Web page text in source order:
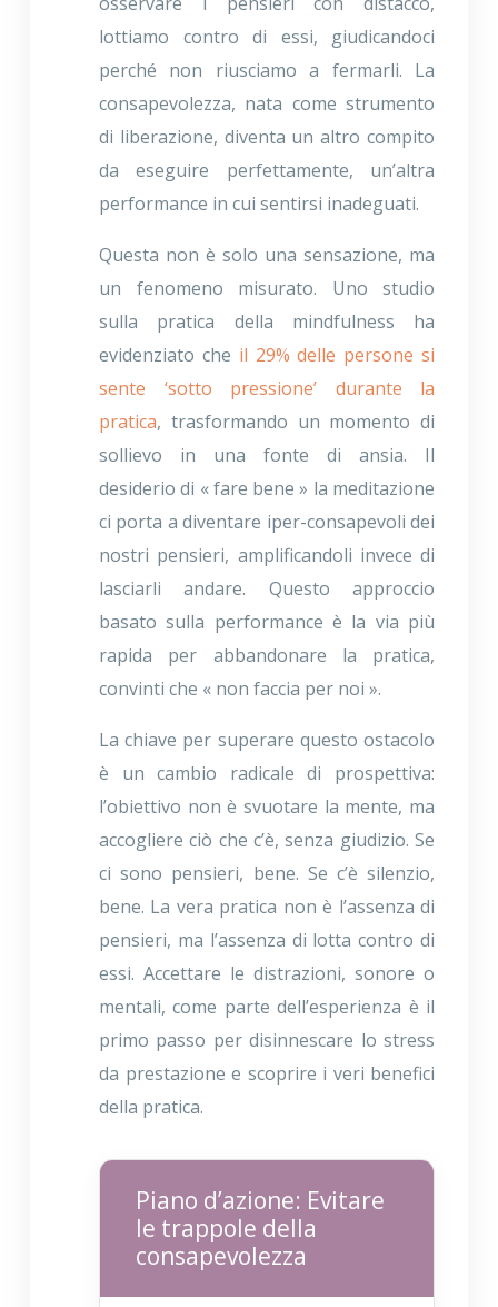
lottiamo contro di essi, giudicandoci
perché non riusciamo a fermarli. La
consapevolezza, nata come strumento
di liberazione, diventa un altro compito
da eseguire perfettamente, un’altra
performance in cui sentirsi inadeguati.
Questa non è solo una sensazione, ma
un fenomeno misurato. Uno studio
sulla pratica della mindfulness ha
evidenziato che il 29% delle persone si
sente ‘sotto pressione’ durante la
pratica, trasformando un momento di
sollievo in una fonte di ansia. Il
desiderio di « fare bene » la meditazione
ci porta a diventare iper-consapevoli dei
nostri pensieri, amplificandoli invece di
lasciarli andare. Questo approccio
basato sulla performance è la via più
rapida per abbandonare la pratica,
convinti che « non faccia per noi ».
La chiave per superare questo ostacolo
è un cambio radicale di prospettiva:
l’obiettivo non è svuotare la mente, ma
accogliere ciò che c’è, senza giudizio. Se
ci sono pensieri, bene. Se c’è silenzio,
bene. La vera pratica non è l’assenza di
pensieri, ma l’assenza di lotta contro di
essi. Accettare le distrazioni, sonore o
mentali, come parte dell’esperienza è il
primo passo per disinnescare lo stress
da prestazione e scoprire i veri benefici
della pratica.
Piano d’azione: Evitare
le trappole della
consapevolezza